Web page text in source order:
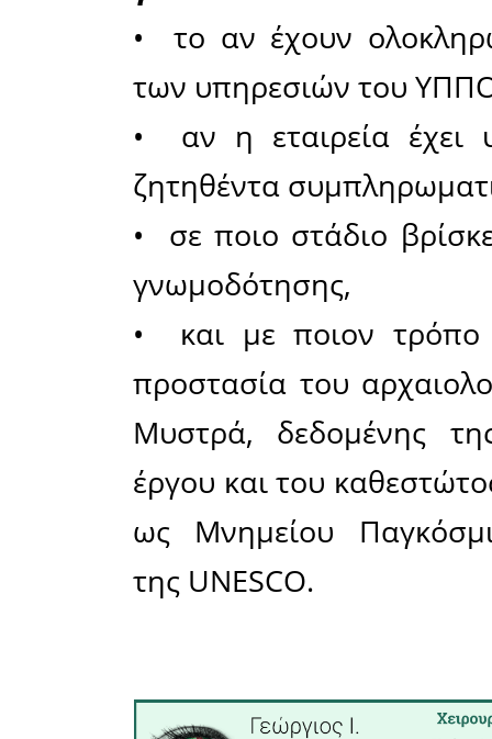
στην
γνώμη
είχαν
και είχαν